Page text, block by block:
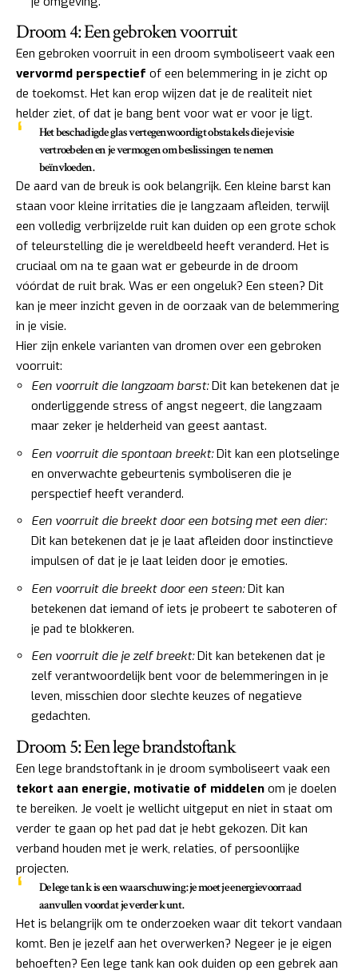
Droom 4: Een gebroken voorruit
Een gebroken voorruit in een droom symboliseert vaak een
vervormd perspectief of een belemmering in je zicht op
de toekomst. Het kan erop wijzen dat je de realiteit niet
helder ziet, of dat je bang bent voor wat er voor je ligt.
Het beschadigde glas vertegenwoordigt obstakels die je visie
vertroebelen en je vermogen om beslissingen te nemen
beïnvloeden.
De aard van de breuk is ook belangrijk. Een kleine barst kan
staan voor kleine irritaties die je langzaam afleiden, terwijl
een volledig verbrijzelde ruit kan duiden op een grote schok
of teleurstelling die je wereldbeeld heeft veranderd. Het is
cruciaal om na te gaan wat er gebeurde in de droom
vóórdat de ruit brak. Was er een ongeluk? Een steen? Dit
kan je meer inzicht geven in de oorzaak van de belemmering
in je visie.
Hier zijn enkele varianten van dromen over een gebroken
voorruit:
Een voorruit die langzaam barst:Dit kan betekenen dat je
onderliggende stress of angst negeert, die langzaam
maar zeker je helderheid van geest aantast.
Een voorruit die spontaan breekt:Dit kan een plotselinge
en onverwachte gebeurtenis symboliseren die je
perspectief heeft veranderd.
Een voorruit die breekt door een botsing met een dier:
Dit kan betekenen dat je je laat afleiden door instinctieve
impulsen of dat je je laat leiden door je emoties.
Een voorruit die breekt door een steen:Dit kan
betekenen dat iemand of iets je probeert te saboteren of
je pad te blokkeren.
Een voorruit die je zelf breekt:Dit kan betekenen dat je
zelf verantwoordelijk bent voor de belemmeringen in je
leven, misschien door slechte keuzes of negatieve
gedachten.
Droom 5: Een lege brandstoftank
Een lege brandstoftank in je droom symboliseert vaak een
tekort aan energie, motivatie of middelen om je doelen
te bereiken. Je voelt je wellicht uitgeput en niet in staat om
verder te gaan op het pad dat je hebt gekozen. Dit kan
verband houden met je werk, relaties, of persoonlijke
projecten.
De lege tank is een waarschuwing: je moet je energievoorraad
aanvullen voordat je verder kunt.
Het is belangrijk om te onderzoeken waar dit tekort vandaan
komt. Ben je jezelf aan het overwerken? Negeer je je eigen
behoeften? Een lege tank kan ook duiden op een gebrek aan